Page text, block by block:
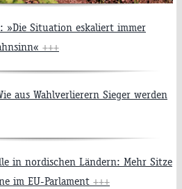
»Die Situation eskaliert immer
+++
aus Wahlverlierern Sieger werden
in nordischen Ländern: Mehr Sitze
im EU-Parlament +++